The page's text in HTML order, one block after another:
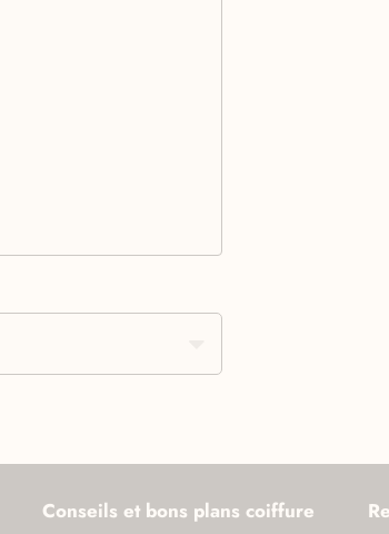
Conseils et bons plans coiffure